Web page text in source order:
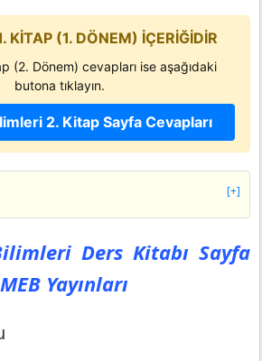
KİTAP (1. DÖNEM) İÇERİĞİDİR
(2. Dönem) cevapları ise aşağıdaki
butona tıklayın.
2. Kitap Sayfa Cevapları
[+]
Ders Kitabı Sayfa 153 Cevapları
9
Ders Kitabı Sayfa
Yayınları